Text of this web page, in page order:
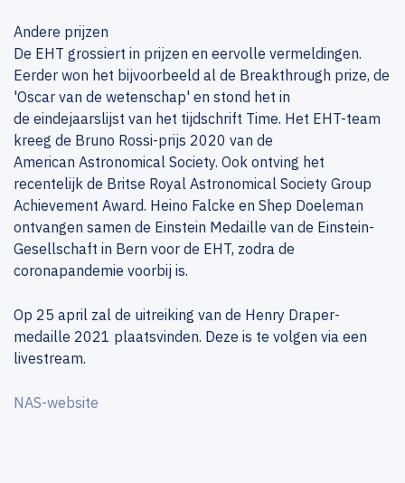
Andere prijzen
​​​​​​​De EHT grossiert in prijzen en eervolle vermeldingen.
Eerder won het bijvoorbeeld al de Breakthrough prize, de
'Oscar van de wetenschap' en stond het in
de eindejaarslijst van het tijdschrift Time. Het EHT-team
kreeg de Bruno Rossi-prijs 2020 van de
American Astronomical Society. Ook ontving het
recentelijk de Britse Royal Astronomical Society Group
Achievement Award. Heino Falcke en Shep Doeleman
ontvangen samen de Einstein Medaille van de Einstein-
Gesellschaft in Bern voor de EHT, zodra de
coronapandemie voorbij is.
Op 25 april zal de uitreiking van de Henry Draper-
medaille 2021 plaatsvinden. Deze is te volgen via een
livestream.
NAS-website